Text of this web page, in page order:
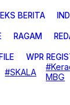
BERITA
RAGAM
WPR
#SKALA
MBG